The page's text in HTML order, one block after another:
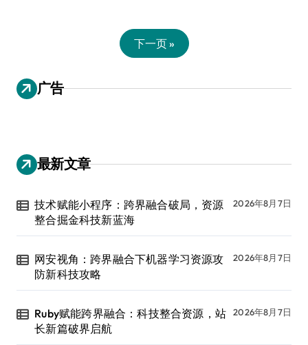
下一页 »
广告
最新文章
技术赋能小程序：跨界融合破局，资源
整合掘金科技新蓝海
2026年8月7日
网安视角：跨界融合下机器学习资源攻
防新科技攻略
2026年8月7日
Ruby赋能跨界融合：科技整合资源，站
长新篇破界启航
2026年8月7日